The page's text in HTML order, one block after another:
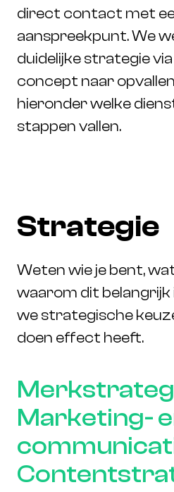
direct contact met
aanspreekpunt. We
duidelijke strategie
concept naar
hieronder welke
stappen vallen.
Strategie
Weten wie je bent,
waarom dit belangrijk
we strategische
doen effect heeft.
Marketing-